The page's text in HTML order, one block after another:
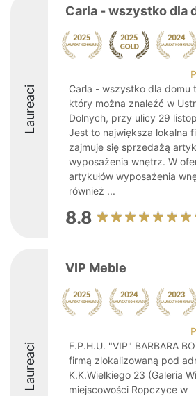
Laureaci
Carla - wszystko dla
Carla - wszystko dla domu
który można znaleźć w
Dolnych, przy ulicy 29
Jest to największa lokalna
zajmuje się sprzedażą
wyposażenia wnętrz. W
artykułów wyposażenia
również ...
8.8
Laureaci
VIP Meble
F.P.H.U. "VIP" BARBARA
firmą zlokalizowaną pod
K.K.Wielkiego 23 (Galeria
miejscowości Ropczyce w